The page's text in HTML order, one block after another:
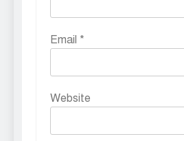
Email *
Website